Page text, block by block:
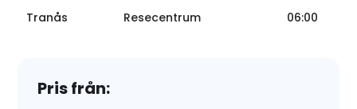
Tranås Resecentrum 06:00
Pris från: